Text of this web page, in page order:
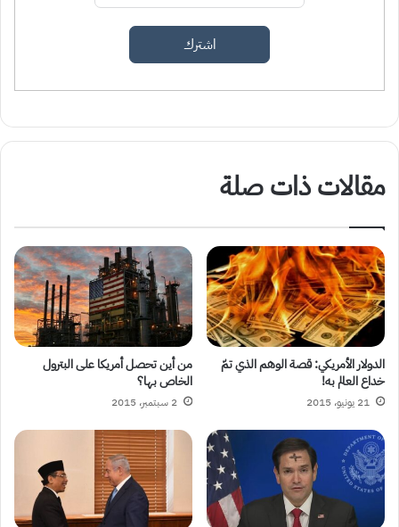
اشترك
مقالات ذات صلة
الدولار الأمريكي: قصة الوهم الذي تمّ
خداع العالم به!
21 يونيو، 2015
من أين تحصل أمريكا على البترول
الخاص بها؟
2 سبتمبر، 2015